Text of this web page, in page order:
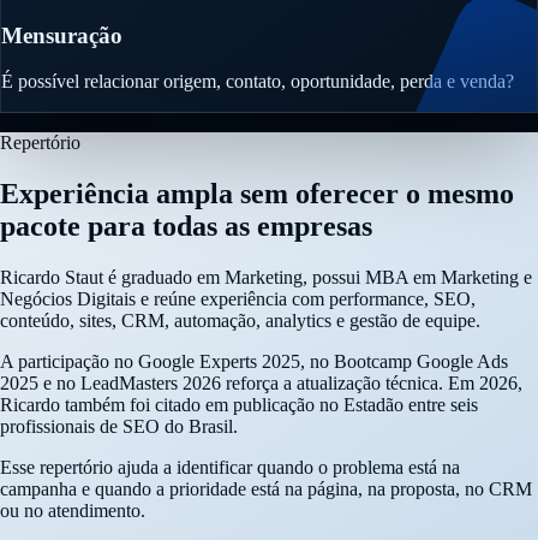
Mensuração
É possível relacionar origem, contato, oportunidade, perda e venda?
Repertório
Experiência ampla sem oferecer o mesmo
pacote para todas as empresas
Ricardo Staut é graduado em Marketing, possui MBA em Marketing e
Negócios Digitais e reúne experiência com performance, SEO,
conteúdo, sites, CRM, automação, analytics e gestão de equipe.
A participação no Google Experts 2025, no Bootcamp Google Ads
2025 e no LeadMasters 2026 reforça a atualização técnica. Em 2026,
Ricardo também foi citado em publicação no Estadão entre seis
profissionais de SEO do Brasil.
Esse repertório ajuda a identificar quando o problema está na
campanha e quando a prioridade está na página, na proposta, no CRM
ou no atendimento.